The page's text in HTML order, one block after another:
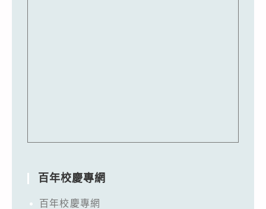
百年校慶專網
百年校慶專網